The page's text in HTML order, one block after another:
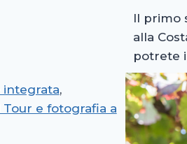
Il primo
alla
potrete
integrata,
e fotografia a